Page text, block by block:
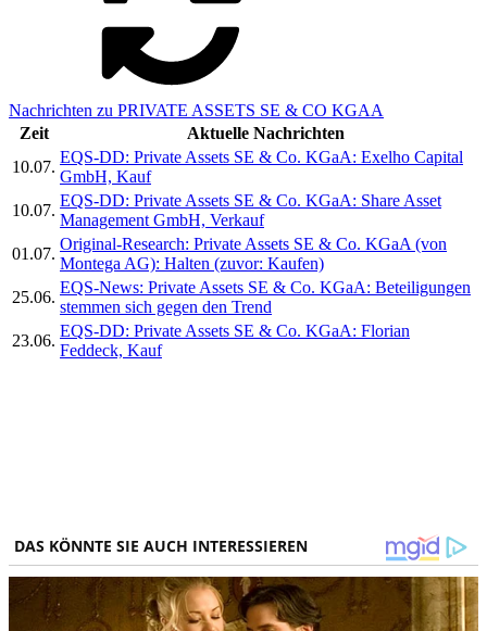
Nachrichten zu PRIVATE ASSETS SE & CO KGAA
Zeit
Aktuelle Nachrichten
10.07.
EQS-DD: Private Assets SE & Co. KGaA: Exelho Capital
GmbH, Kauf
10.07.
EQS-DD: Private Assets SE & Co. KGaA: Share Asset
Management GmbH, Verkauf
01.07.
Original-Research: Private Assets SE & Co. KGaA (von
Montega AG): Halten (zuvor: Kaufen)
25.06.
EQS-News: Private Assets SE & Co. KGaA: Beteiligungen
stemmen sich gegen den Trend
23.06.
EQS-DD: Private Assets SE & Co. KGaA: Florian
Feddeck, Kauf